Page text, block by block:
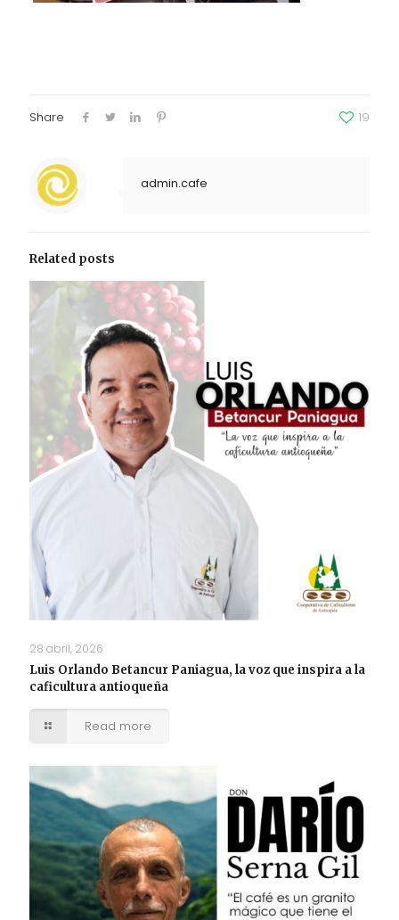
Share 19
admin.cafe
Related posts
28 abril, 2026
Luis Orlando Betancur Paniagua, la voz que inspira a la
caficultura antioqueña
Read more